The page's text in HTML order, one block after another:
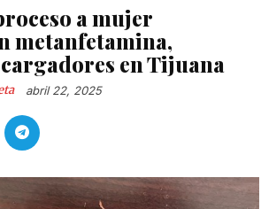
a mujer
metanfetamina,
en Tijuana
abril 22, 2025